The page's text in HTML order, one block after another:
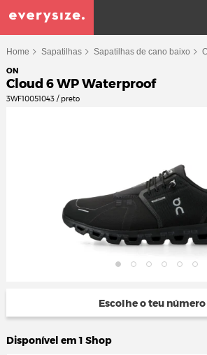
Home Sapatilhas Sapatilhas de cano baixo
ON
Cloud 6 WP Waterproof
3WF10051043 / preto
Escolhe o teu número
Disponível em 1 Shop